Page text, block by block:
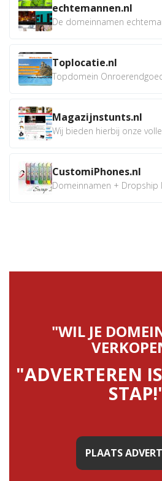
echtemannen.nl
Toplocatie.nl
Magazijnstunts.nl
CustomiPhones.nl
"WIL JE
"ADVERTEREN
PLAATS